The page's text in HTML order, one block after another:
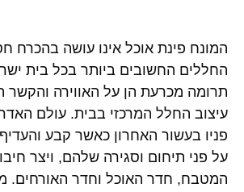
המונח פינת אוכל אינו עושה בהכרח
החללים החשובים ביותר בכל בית
תרומה מכרעת הן על האווירה והקשר
עיצוב החלל המרכזי בבית. עולם
פניו בעשור האחרון כאשר קבע
על פני תיחום וסגירה שלהם, ויצר
המטבח, חדר האוכל וחדר האורחים.